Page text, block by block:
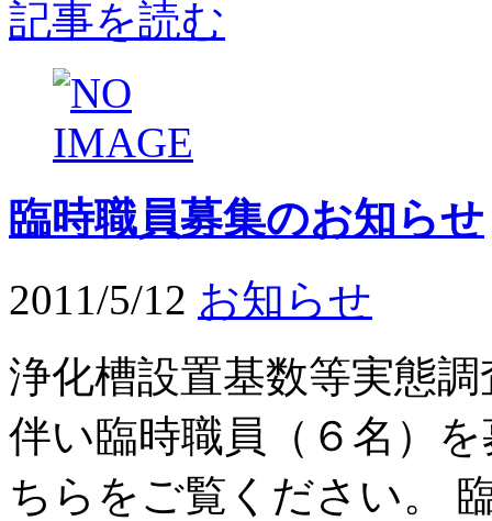
記事を読む
臨時職員募集のお知らせ
2011/5/12 お知らせ
浄化槽設置基数等実態
伴い臨時職員（６名）
ちらをご覧ください。